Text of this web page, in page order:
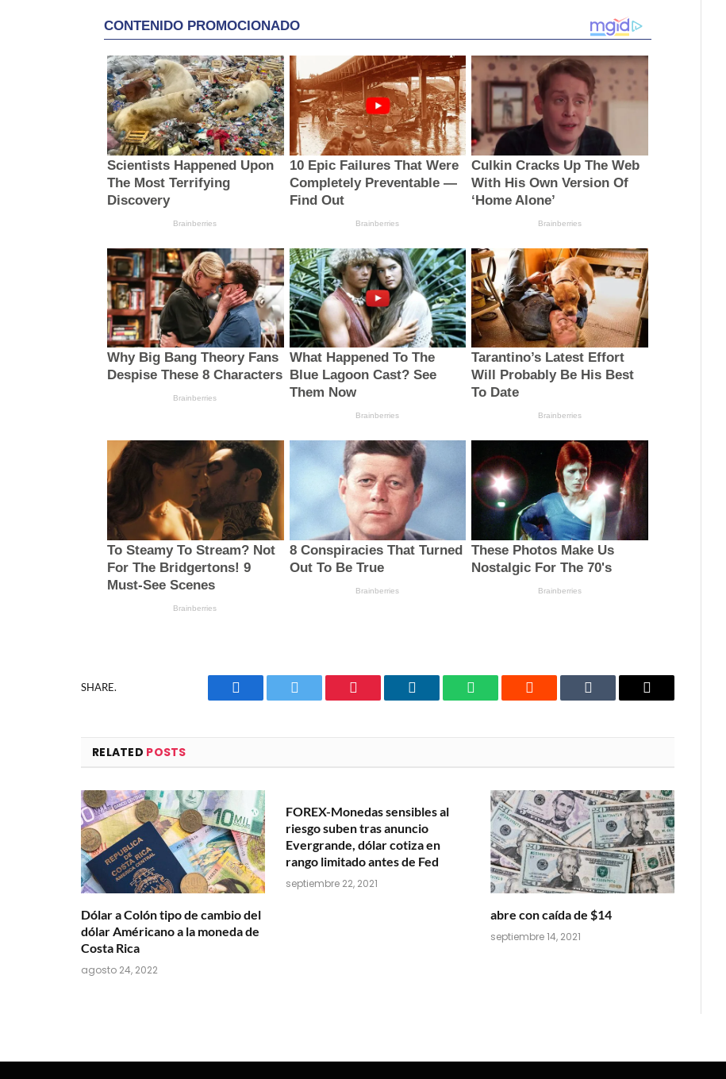
SHARE.
Facebook Twitter Pinterest LinkedIn WhatsAppReddit Tumblr Email
RELATED POSTS
Dólar a Colón tipo de cambio del
dólar Américano a la moneda de
Costa Rica
agosto 24, 2022
FOREX-Monedas sensibles al
riesgo suben tras anuncio
Evergrande, dólar cotiza en
rango limitado antes de Fed
septiembre 22, 2021
abre con caída de $14
septiembre 14, 2021